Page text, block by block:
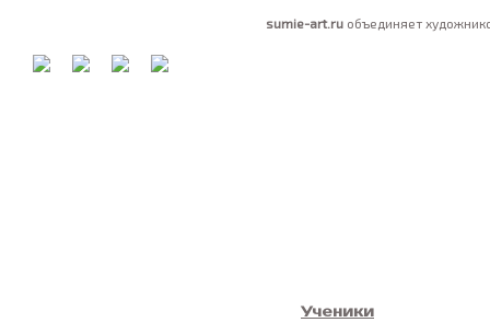
sumie-art.ruобъединяет
Ученики